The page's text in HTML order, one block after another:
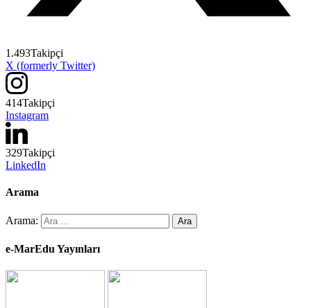
1.493Takipçi
X (formerly Twitter)
414Takipçi
Instagram
329Takipçi
LinkedIn
Arama
Arama:
e-MarEdu Yayınları